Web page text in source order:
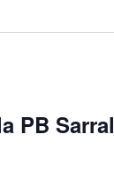
PB Sarral